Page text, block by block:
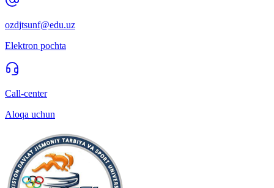
ozdjtsunf@edu.uz
Elektron pochta
Call-center
Aloqa uchun